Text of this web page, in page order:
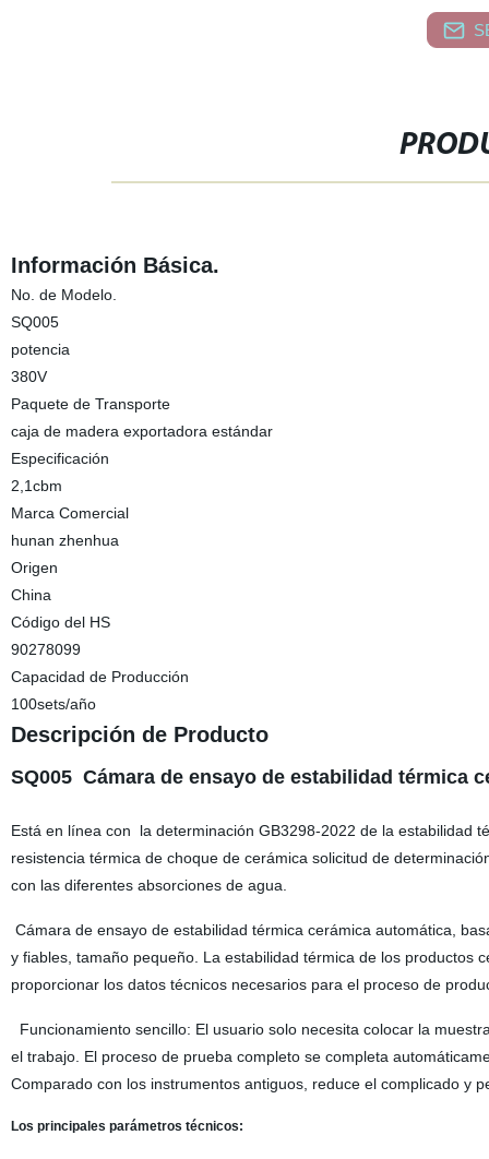
Información Básica.
No. de Modelo.
SQ005
potencia
380V
Paquete de Transporte
caja de madera exportadora estándar
Especificación
2,1cbm
Marca Comercial
hunan zhenhua
Origen
China
Código del HS
90278099
Capacidad de Producción
100sets/año
Descripción de Producto
SQ005 Cámara de ensayo de estabilidad térmica
Está en línea con
la determinación GB3298-2022 de la estabilidad
resistencia térmica de choque de cerámica solicitud de
con las diferentes absorciones de agua.
Cámara de ensayo de estabilidad térmica cerámica automática,
y fiables, tamaño pequeño. La estabilidad térmica de los productos
proporcionar los datos técnicos necesarios para el proceso de
Funcionamiento sencillo: El usuario solo necesita colocar la
el trabajo. El proceso de prueba completo se completa
Comparado con los instrumentos antiguos, reduce el complicado y
Los principales parámetros técnicos: